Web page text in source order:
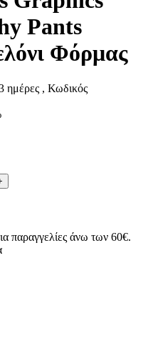
Pants
Φόρμας
ημέρες , Κωδικός
άνω των 60€.